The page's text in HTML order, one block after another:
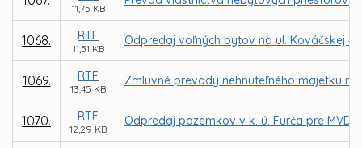
11,75 KB
1068. RTF
11,51 KB
Odpredaj voľných bytov na ul. Kováčskej
1069. RTF
13,45 KB
Zmluvné prevody nehnuteľného majetku
1070. RTF
12,29 KB
Odpredaj pozemkov v k. ú. Furča pre